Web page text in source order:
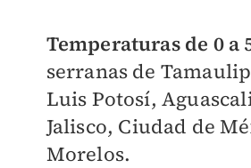
Temperaturas de 0 a
serranas de
Luis Potosí,
Jalisco, Ciudad de
Morelos.